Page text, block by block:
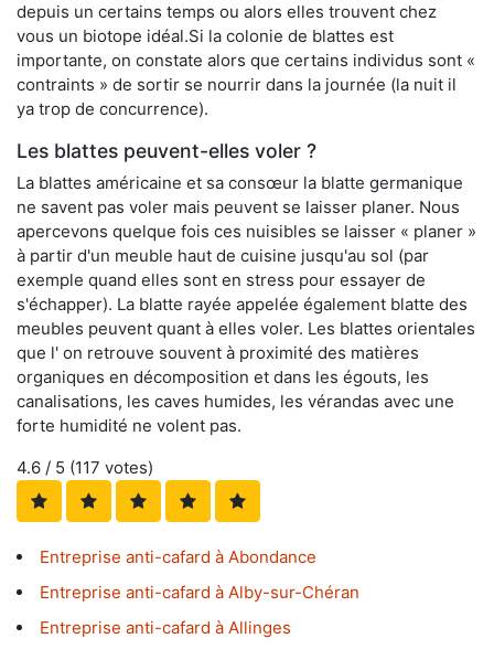
depuis un certains temps ou alors elles trouvent chez
vous un biotope idéal.Si la colonie de blattes est
importante, on constate alors que certains individus sont «
contraints » de sortir se nourrir dans la journée (la nuit il
ya trop de concurrence).
Les blattes peuvent-elles voler ?
La blattes américaine et sa consœur la blatte germanique
ne savent pas voler mais peuvent se laisser planer. Nous
apercevons quelque fois ces nuisibles se laisser « planer »
à partir d'un meuble haut de cuisine jusqu'au sol (par
exemple quand elles sont en stress pour essayer de
s'échapper). La blatte rayée appelée également blatte des
meubles peuvent quant à elles voler. Les blattes orientales
que l' on retrouve souvent à proximité des matières
organiques en décomposition et dans les égouts, les
canalisations, les caves humides, les vérandas avec une
forte humidité ne volent pas.
4.6 / 5 (117 votes)
Entreprise anti-cafard à Abondance
Entreprise anti-cafard à Alby-sur-Chéran
Entreprise anti-cafard à Allinges